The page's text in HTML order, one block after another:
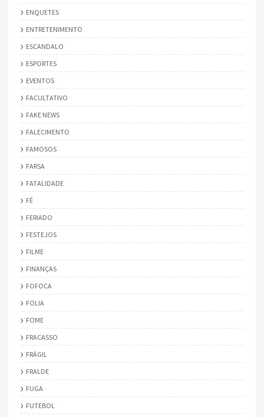
ENQUETES
ENTRETENIMENTO
ESCANDALO
ESPORTES
EVENTOS
FACULTATIVO
FAKE NEWS
FALECIMENTO
FAMOSOS
FARSA
FATALIDADE
FÉ
FERIADO
FESTEJOS
FILME
FINANÇAS
FOFOCA
FOLIA
FOME
FRACASSO
FRÁGIL
FRALDE
FUGA
FUTEBOL